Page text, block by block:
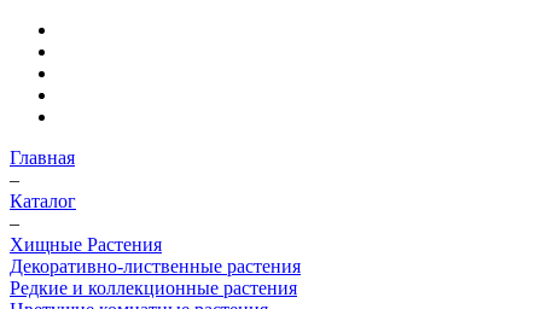
Главная
–
Каталог
–
Хищные Растения
Декоративно-лиственные растения
Редкие и коллекционные растения